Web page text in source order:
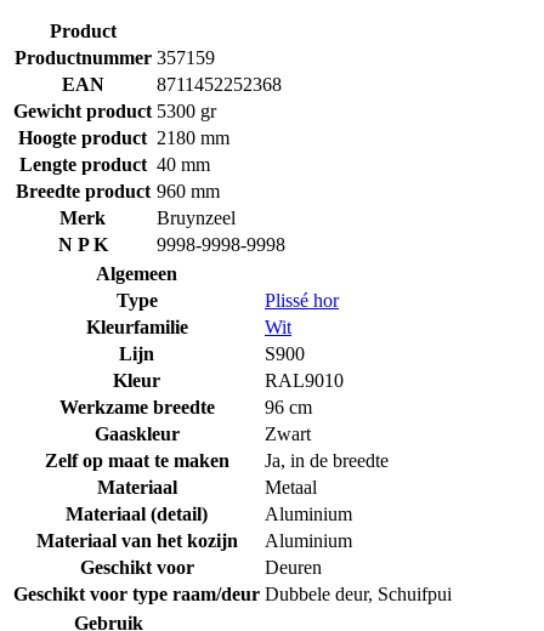
Product
Productnummer 357159
EAN
8711452252368
Gewicht product 5300 gr
Hoogte product 2180 mm
Lengte product 40 mm
Breedte product 960 mm
Merk
Bruynzeel
N P K
9998-9998-9998
Algemeen
Type
Plissé hor
Kleurfamilie
Wit
Lijn
S900
Kleur
RAL9010
Werkzame breedte
96 cm
Gaaskleur
Zwart
Zelf op maat te maken
Ja, in de breedte
Materiaal
Metaal
Materiaal (detail)
Aluminium
Materiaal van het kozijn
Aluminium
Geschikt voor
Deuren
Geschikt voor type raam/deur Dubbele deur, Schuifpui
Gebruik